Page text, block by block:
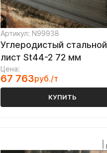
Артикул: N99938
Углеродистый стальной
лист St44-2 72 мм
Цена:
67 763руб./т
КУПИТЬ